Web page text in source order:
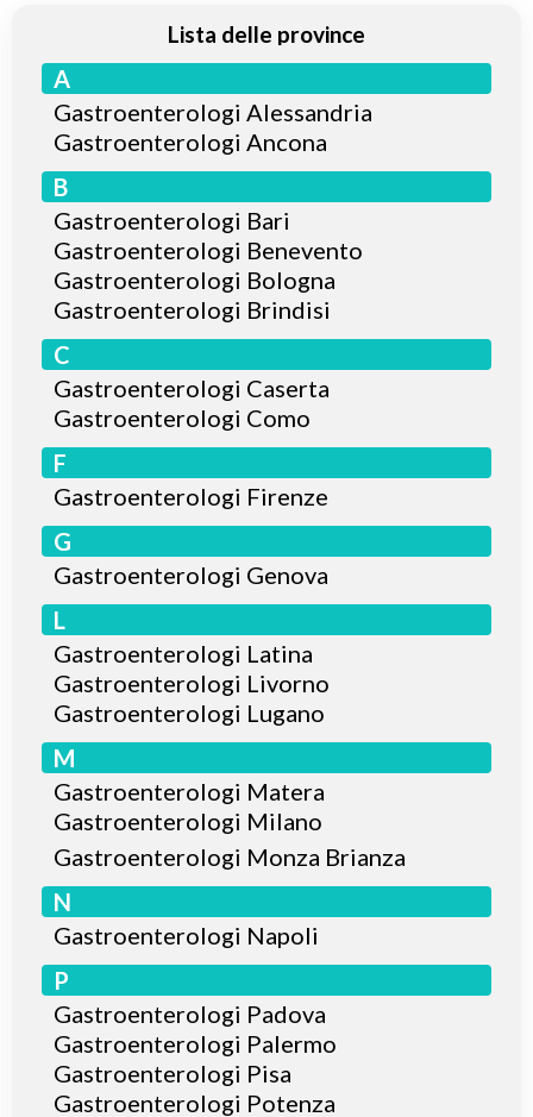
Lista delle province
A
Gastroenterologi Alessandria
Gastroenterologi Ancona
B
Gastroenterologi Bari
Gastroenterologi Benevento
Gastroenterologi Bologna
Gastroenterologi Brindisi
C
Gastroenterologi Caserta
Gastroenterologi Como
F
Gastroenterologi Firenze
G
Gastroenterologi Genova
L
Gastroenterologi Latina
Gastroenterologi Livorno
Gastroenterologi Lugano
M
Gastroenterologi Matera
Gastroenterologi Milano
Gastroenterologi Monza Brianza
N
Gastroenterologi Napoli
P
Gastroenterologi Padova
Gastroenterologi Palermo
Gastroenterologi Pisa
Gastroenterologi Potenza